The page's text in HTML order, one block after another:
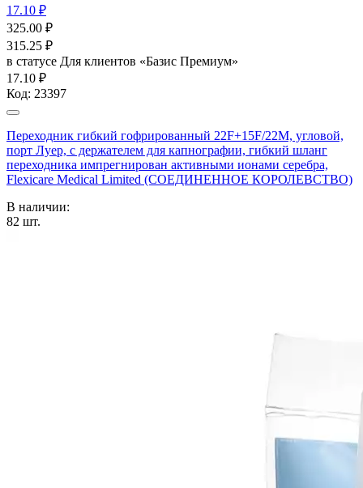
17.10 ₽
325.00 ₽
315.25 ₽
в статусе Для клиентов «Базис Премиум»
17.10 ₽
Код: 23397
Переходник гибкий гофрированный 22F+15F/22M, угловой,
порт Луер, с держателем для капнографии, гибкий шланг
переходника импрегнирован активными ионами серебра,
Flexicare Medical Limited (СОЕДИНЕННОЕ КОРОЛЕВСТВО)
В наличии:
82 шт.